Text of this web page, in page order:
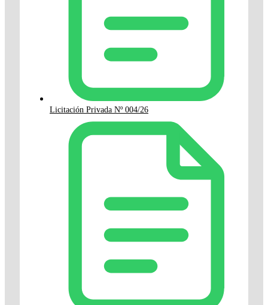
Licitación Privada Nº 004/26